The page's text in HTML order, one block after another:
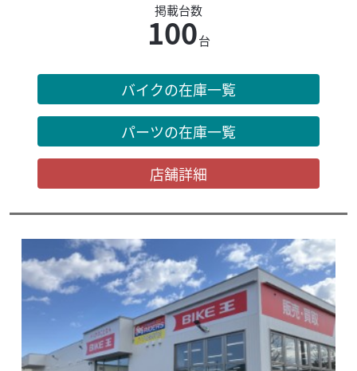
掲載台数
100台
バイクの在庫一覧
パーツの在庫一覧
店舗詳細